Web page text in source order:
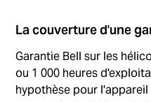
La couverture d'une
Garantie Bell sur les
ou 1 000 heures
hypothèse pour